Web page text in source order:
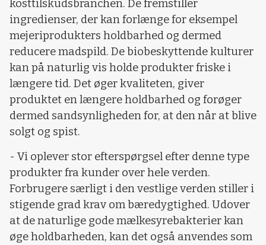
kosttilskudsbranchen. De fremstiller
ingredienser, der kan forlænge for eksempel
mejeriprodukters holdbarhed og dermed
reducere madspild. De biobeskyttende kulturer
kan på naturlig vis holde produkter friske i
længere tid. Det øger kvaliteten, giver
produktet en længere holdbarhed og forøger
dermed sandsynligheden for, at den når at blive
solgt og spist.
- Vi oplever stor efterspørgsel efter denne type
produkter fra kunder over hele verden.
Forbrugere særligt i den vestlige verden stiller i
stigende grad krav om bæredygtighed. Udover
at de naturlige gode mælkesyrebakterier kan
øge holdbarheden, kan det også anvendes som